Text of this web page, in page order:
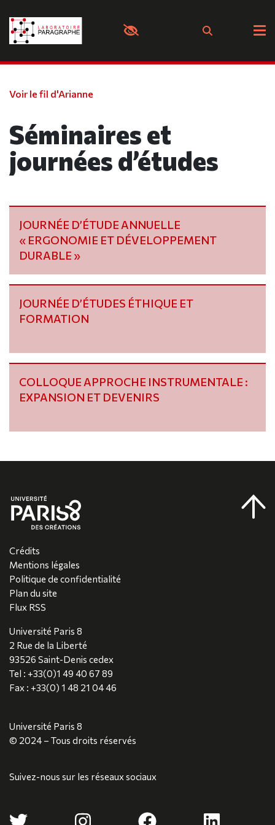
Voir le fil d'Arianne
Séminaires et
journées d’études
JOURNÉE D’ÉTUDE ANNUELLE
« ERGONOMIE ET DÉVELOPPEMENT
DURABLE »
JOURNÉE D’ÉTUDES ÉTHIQUE ET
FORMATION
COLLOQUE APPROCHE INSTRUMENTALE :
EXPANSION ET DEVENIRS
Crédits
Mentions légales
Politique de confidentialité
Plan du site
Flux RSS
Université Paris 8
2 Rue de la Liberté
93526 Saint-Denis cedex
Tel : +33(0)1 49 40 67 89
Fax : +33(0) 1 48 21 04 46
Université Paris 8
© 2024 – Tous droits réservés
Suivez-nous sur les réseaux sociaux